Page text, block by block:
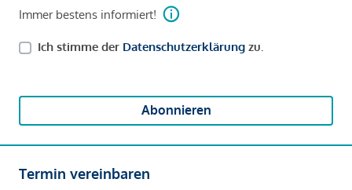
Immer bestens informiert!
Ich stimme der Datenschutzerklärung zu.
Abonnieren
Termin vereinbaren